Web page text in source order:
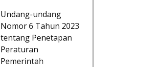
Undang-undang
Nomor 6 Tahun 2023
tentang Penetapan
Peraturan
Pemerintah